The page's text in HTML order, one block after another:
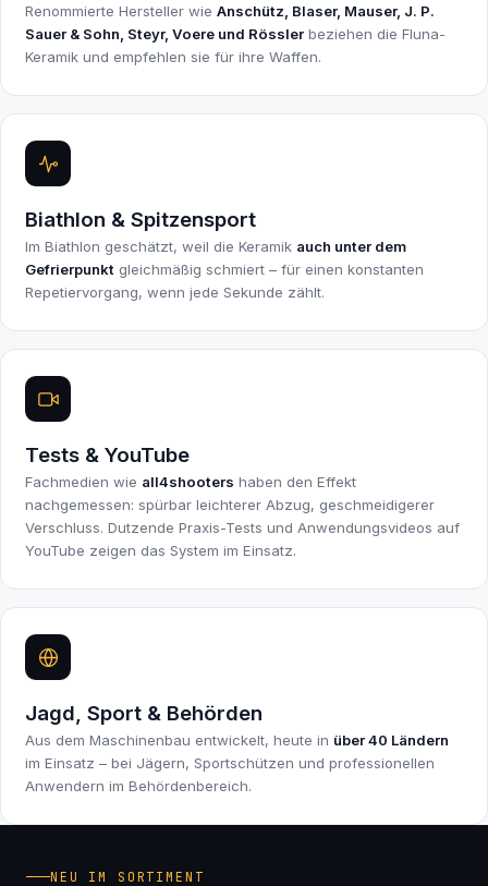
Renommierte Hersteller wieAnschütz, Blaser, Mauser, J. P.
Sauer & Sohn, Steyr, Voere und Rössler beziehen die Fluna-
Keramik und empfehlen sie für ihre Waffen.
Biathlon & Spitzensport
Im Biathlon geschätzt, weil die Keramik auch unter dem
Gefrierpunkt gleichmäßig schmiert – für einen konstanten
Repetiervorgang, wenn jede Sekunde zählt.
Tests & YouTube
Fachmedien wie all4shooters haben den Effekt
nachgemessen: spürbar leichterer Abzug, geschmeidigerer
Verschluss. Dutzende Praxis-Tests und Anwendungsvideos auf
YouTube zeigen das System im Einsatz.
Jagd, Sport & Behörden
Aus dem Maschinenbau entwickelt, heute in über 40 Ländern
im Einsatz – bei Jägern, Sportschützen und professionellen
Anwendern im Behördenbereich.
NEU IM SORTIMENT